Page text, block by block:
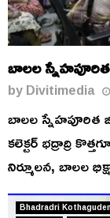
బాలల
byDivitimedia
బాలల స్నేహపూరిత
కలెక్టర్ భద్రాద్రి
నిర్మూలన, బాలల
Bhadradri